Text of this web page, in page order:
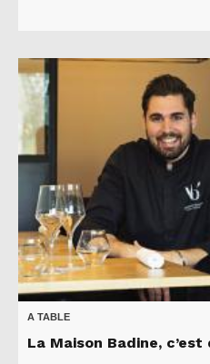
A TABLE
La Maison Badine, c’est